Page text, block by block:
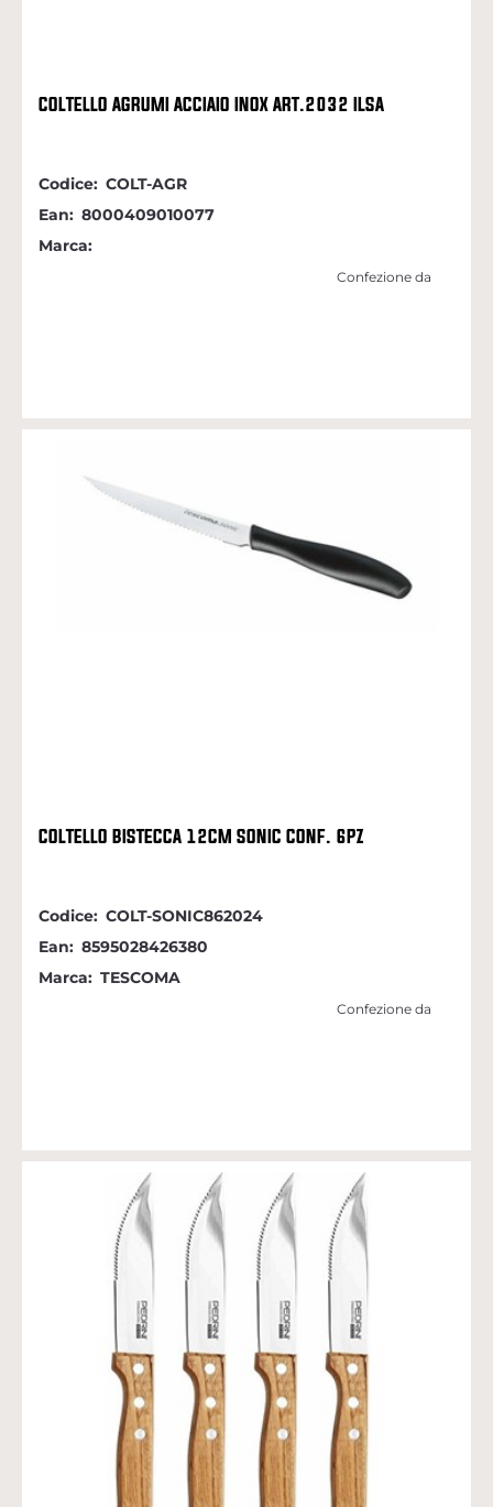
COLTELLO AGRUMI ACCIAIO INOX ART.2032 ILSA
Codice: COLT-AGR
Ean: 8000409010077
Marca:
Confezione da
COLTELLO BISTECCA 12CM SONIC CONF. 6PZ
Codice: COLT-SONIC862024
Ean: 8595028426380
Marca: TESCOMA
Confezione da